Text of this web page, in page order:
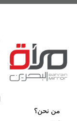
من نحن؟